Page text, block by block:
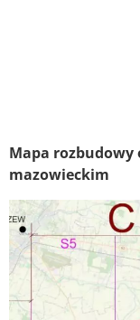
Mapa
mazowieckim